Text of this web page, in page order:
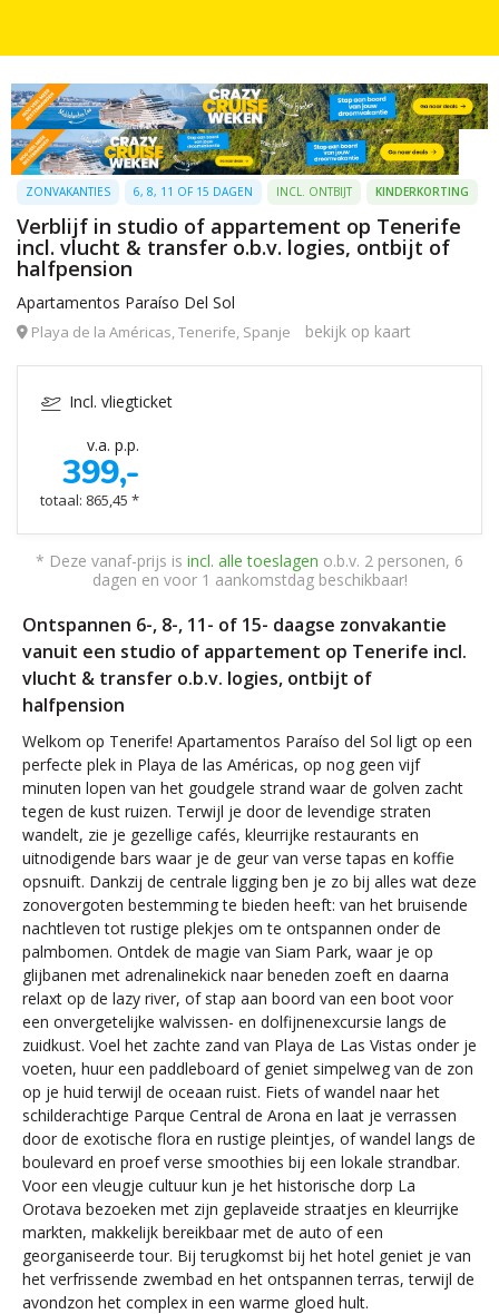
ZONVAKANTIES 6, 8, 11 OF 15 DAGEN INCL. ONTBIJT KINDERKORTING
Verblijf in studio of appartement op Tenerife
incl. vlucht & transfer o.b.v. logies, ontbijt of
halfpension
Apartamentos Paraíso Del Sol
Playa de la Américas, Tenerife, Spanje bekijk op kaart
Incl. vliegticket
v.a. p.p.
399,-
totaal: 865,45 *
* Deze vanaf-prijs is incl. alle toeslagen o.b.v. 2 personen, 6
dagen en voor 1 aankomstdag beschikbaar!
Ontspannen 6-, 8-, 11- of 15- daagse zonvakantie
vanuit een studio of appartement op Tenerife incl.
vlucht & transfer o.b.v. logies, ontbijt of
halfpension
Welkom op Tenerife! Apartamentos Paraíso del Sol ligt op een
perfecte plek in Playa de las Américas, op nog geen vijf
minuten lopen van het goudgele strand waar de golven zacht
tegen de kust ruizen. Terwijl je door de levendige straten
wandelt, zie je gezellige cafés, kleurrijke restaurants en
uitnodigende bars waar je de geur van verse tapas en koffie
opsnuift. Dankzij de centrale ligging ben je zo bij alles wat deze
zonovergoten bestemming te bieden heeft: van het bruisende
nachtleven tot rustige plekjes om te ontspannen onder de
palmbomen. Ontdek de magie van Siam Park, waar je op
glijbanen met adrenalinekick naar beneden zoeft en daarna
relaxt op de lazy river, of stap aan boord van een boot voor
een onvergetelijke walvissen- en dolfijnenexcursie langs de
zuidkust. Voel het zachte zand van Playa de Las Vistas onder je
voeten, huur een paddleboard of geniet simpelweg van de zon
op je huid terwijl de oceaan ruist. Fiets of wandel naar het
schilderachtige Parque Central de Arona en laat je verrassen
door de exotische flora en rustige pleintjes, of wandel langs de
boulevard en proef verse smoothies bij een lokale strandbar.
Voor een vleugje cultuur kun je het historische dorp La
Orotava bezoeken met zijn geplaveide straatjes en kleurrijke
markten, makkelijk bereikbaar met de auto of een
georganiseerde tour. Bij terugkomst bij het hotel geniet je van
het verfrissende zwembad en het ontspannen terras, terwijl de
avondzon het complex in een warme gloed hult.